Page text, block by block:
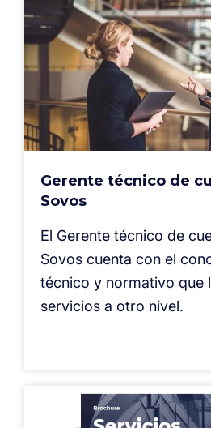
Gerente técnico de
Sovos
El Gerente técnico de
Sovos cuenta con el
técnico y normativo que
servicios a otro nivel.